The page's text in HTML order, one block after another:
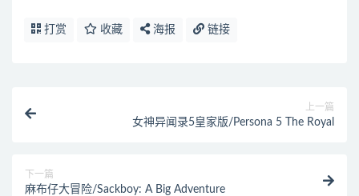
打赏 收藏 海报 链接
上一篇
女神异闻录5皇家版/Persona 5 The Royal
下一篇
麻布仔大冒险/Sackboy: A Big Adventure